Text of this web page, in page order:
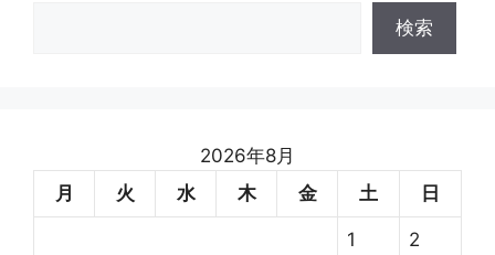
検索
2026年8月
月
火 水 木 金 土 日
1 2